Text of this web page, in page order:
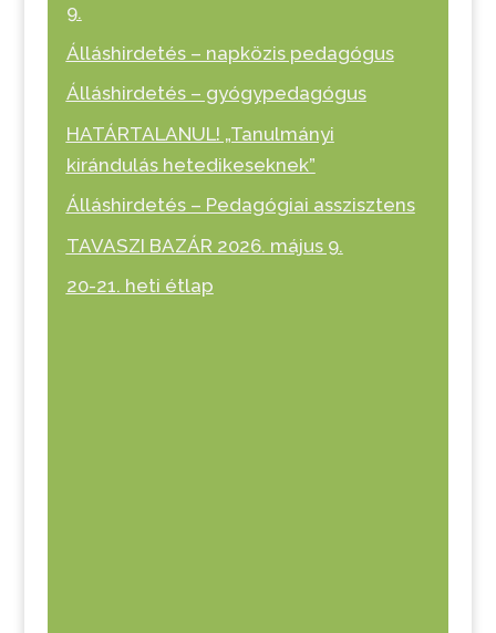
9.
Álláshirdetés – napközis pedagógus
Álláshirdetés – gyógypedagógus
HATÁRTALANUL! „Tanulmányi
kirándulás hetedikeseknek”
Álláshirdetés – Pedagógiai asszisztens
TAVASZI BAZÁR 2026. május 9.
20-21. heti étlap